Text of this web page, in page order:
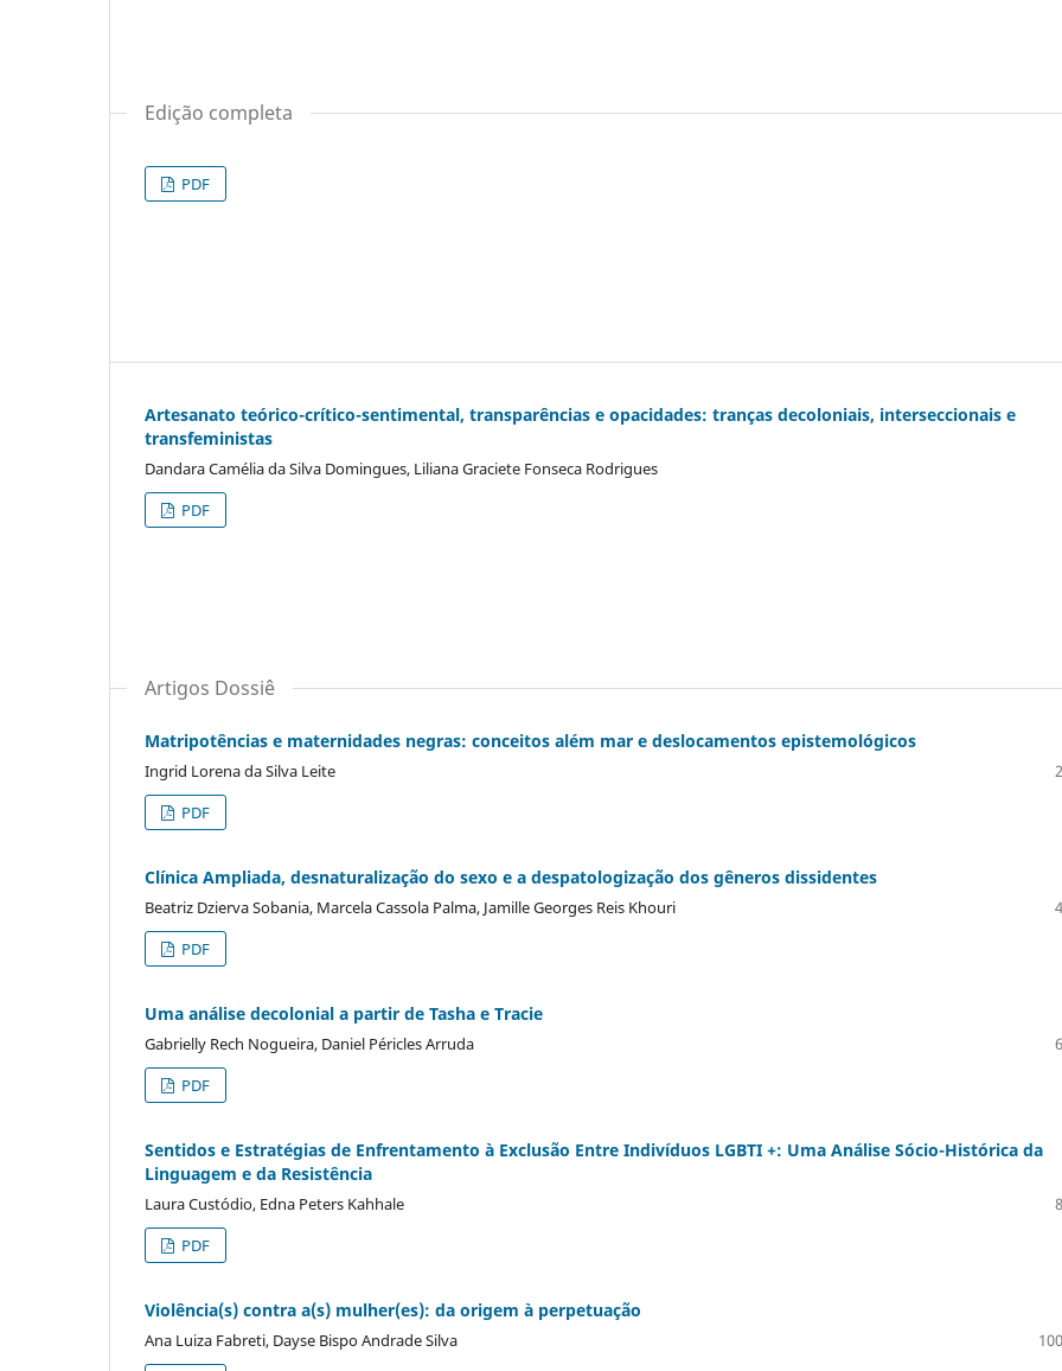
Edição completa
PDF
Artesanato teórico-crítico-sentimental, transparências e opacidades: tranças decoloniais, interseccionais e
transfeministas
Dandara Camélia da Silva Domingues, Liliana Graciete Fonseca Rodrigues
PDF
Artigos Dossiê
Matripotências e maternidades negras: conceitos além mar e deslocamentos epistemológicos
Ingrid Lorena da Silva Leite
PDF
Clínica Ampliada, desnaturalização do sexo e a despatologização dos gêneros dissidentes
Beatriz Dzierva Sobania, Marcela Cassola Palma, Jamille Georges Reis Khouri
PDF
Uma análise decolonial a partir de Tasha e Tracie
Gabrielly Rech Nogueira, Daniel Péricles Arruda
PDF
Sentidos e Estratégias de Enfrentamento à Exclusão Entre Indivíduos LGBTI +: Uma Análise Sócio-Histórica da
Linguagem e da Resistência
Laura Custódio, Edna Peters Kahhale
PDF
Violência(s) contra a(s) mulher(es): da origem à perpetuação
Ana Luiza Fabreti, Dayse Bispo Andrade Silva